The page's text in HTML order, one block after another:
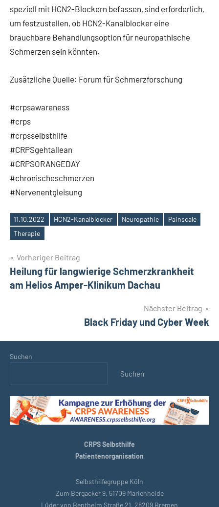
speziell mit HCN2-Blockern befassen, sind erforderlich,
um festzustellen, ob HCN2-Kanalblocker eine
brauchbare Behandlungsoption für neuropathische
Schmerzen sein könnten.
Zusätzliche Quelle: Forum für Schmerzforschung
#crpsawareness
#crps
#crpsselbsthilfe
#CRPSgehtallean
#CRPSORANGEDAY
#chronischeschmerzen
#Nervenentgleisung
Schlagwörter
11.10.2022 HCN2-Kanalblocker Neuropathie
Painscale
Therapie
Beitragsnavigation
Vorheriger Beitrag
Heilung für langwierige Schmerzkrankheit
am Helios Amper-Klinikum Dachau
Nächster Beitrag
Black Friday und Cyber Week
Suchen
Suchen
CRPS Selbsthilfe
Patientenorganisation
Selbsthilfegruppe Köln
Zum Bergacker 9, 51709 Marienheide
Lüder von Bentheim Straße 21, 28209 Bremen